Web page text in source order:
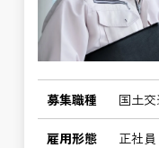
募集職種 国土
雇用形態 正社員